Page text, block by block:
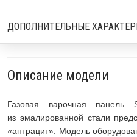
ДОПОЛНИТЕЛЬНЫЕ
Описание модели
Газовая варочная панель
из эмалированной стали
«антрацит». Модель